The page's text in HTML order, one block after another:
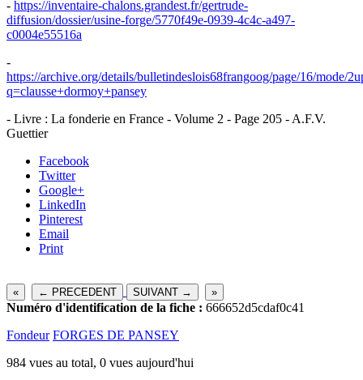
- https://inventaire-chalons.grandest.fr/gertrude-
diffusion/dossier/usine-forge/5770f49e-0939-4c4c-a497-
c0004e55516a
-
https://archive.org/details/bulletindeslois68frangoog/page/16/mode/
q=clausse+dormoy+pansey
- Livre : La fonderie en France - Volume 2 - Page 205 - A.F.V.
Guettier
Facebook
Twitter
Google+
LinkedIn
Pinterest
Email
Print
« ← PRECEDENT SUIVANT → »
Numéro d'identification de la fiche : 666652d5cdaf0c41
Fondeur FORGES DE PANSEY
984 vues au total, 0 vues aujourd'hui